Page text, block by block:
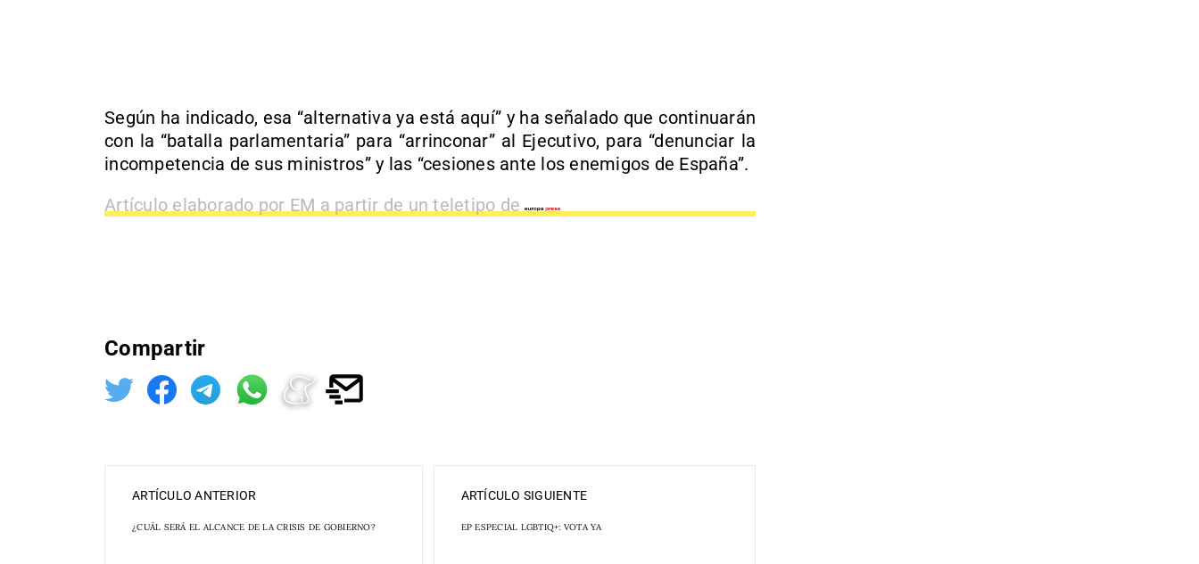
Según ha indicado, esa “alternativa ya está aquí” y ha señalado que continuarán
con la “batalla parlamentaria” para “arrinconar” al Ejecutivo, para “denunciar la
incompetencia de sus ministros” y las “cesiones ante los enemigos de España”.
Artículo elaborado por EM a partir de un teletipo de
Compartir
ARTÍCULO ANTERIOR
¿CUÁL SERÁ EL ALCANCE DE LA CRISIS DE GOBIERNO?
ARTÍCULO SIGUIENTE
EP ESPECIAL LGBTIQ+: VOTA YA